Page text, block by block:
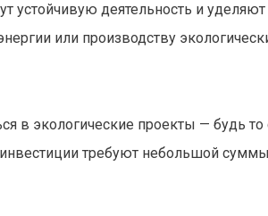
деятельность и
или производству
в экологические проекты — будь то
требуют небольшой